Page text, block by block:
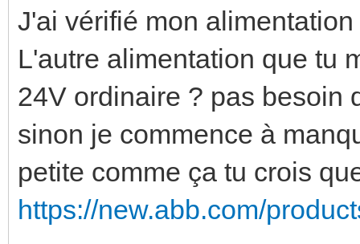
J'ai vérifié mon
L'autre alimentation que tu
24V ordinaire ? pas besoin
sinon je commence à
petite comme ça tu crois
https://new.abb.com/